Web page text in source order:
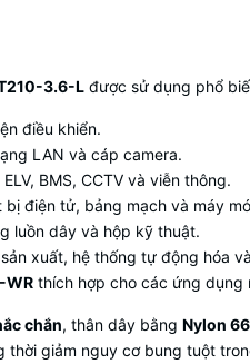
3.6-L được sử dụng phổ
điều khiển.
LAN và cáp camera.
BMS, CCTV và viễn thông.
điện tử, bảng mạch và máy
luồn dây và hộp kỹ thuật.
xuất, hệ thống tự động hóa
WR thích hợp cho các ứng dụng
chắn, thân dây bằng Nylon 66
thời giảm nguy cơ bung tuột